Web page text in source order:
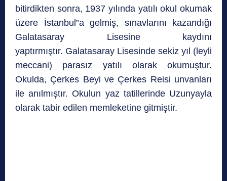
bitirdikten sonra, 1937 yılında yatılı okul okumak
üzere İstanbul‟a gelmiş, sınavlarını kazandığı
Galatasaray Lisesine kaydını
yaptırmıştır. Galatasaray Lisesinde sekiz yıl (leyli
meccani) parasız yatılı olarak okumuştur.
Okulda, Çerkes Beyi ve Çerkes Reisi unvanları
ile anılmıştır. Okulun yaz tatillerinde Uzunyayla
olarak tabir edilen memleketine gitmiştir.